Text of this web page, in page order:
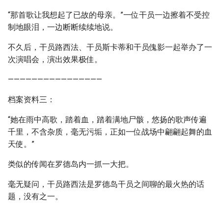
“那首歌让我想起了已故的母亲。”一位干员一边擦着不受控
制地眼泪，一边断断续续地说。
不久后，干员路西法、干员斯卡蒂和干员傀影一起举办了一
次演唱会，演出效果极佳。
————————————————
档案资料三：
“她在雨中高歌，踏着血，踏着满地尸骸，悠扬的歌声传遍
千里，不含杂质，毫无污垢，正如一位战场中翩翩起舞的血
天使。”
类似的传闻在罗德岛内一抓一大把。
毫无疑问，干员路西法是罗德岛干员之间聊的最火热的话
题，没有之一。